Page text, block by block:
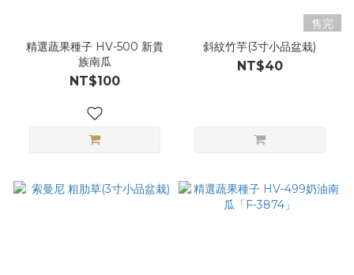
精選蔬果種子 HV-500 新貴
族南瓜
NT$100
售完
斜紋竹芋(3寸小品盆栽)
NT$40